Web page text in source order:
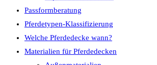
Passformberatung
Pferdetypen-Klassifizierung
Welche Pferdedecke wann?
Materialien für Pferdedecken